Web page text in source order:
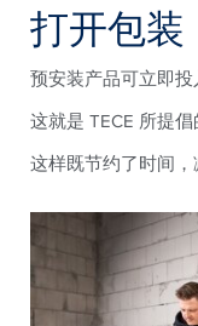
打开包装
预安装产品可立即投
这就是 TECE 所提倡
这样既节约了时间，